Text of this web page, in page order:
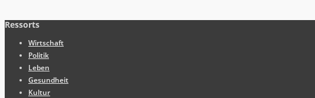
Ressorts
Wirtschaft
Politik
Leben
Gesundheit
Kultur